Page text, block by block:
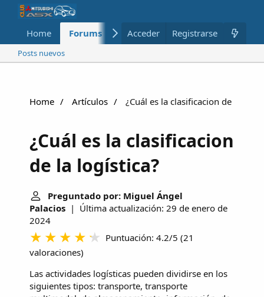
Home Forums Nuevo Miembros
Acceder Registrarse
Posts nuevos
Home Artículos ¿Cuál es la clasificacion de la
¿Cuál es la clasificacion
de la logística?
Preguntado por: Miguel Ángel
Palacios | Última actualización: 29 de enero de
2024
Puntuación: 4.2/5 (21
valoraciones)
Las actividades logísticas pueden dividirse en los
siguientes tipos: transporte, transporte